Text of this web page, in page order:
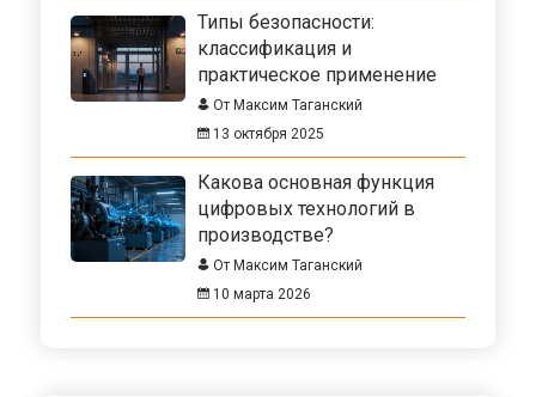
Типы безопасности:
классификация и
практическое применение
От Максим Таганский
13 октября 2025
Какова основная функция
цифровых технологий в
производстве?
От Максим Таганский
10 марта 2026